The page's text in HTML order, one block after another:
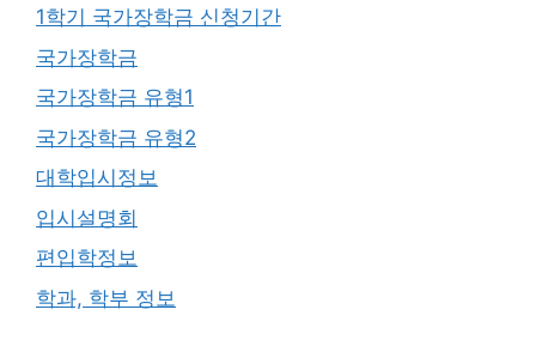
1학기 국가장학금 신청기간
국가장학금
국가장학금 유형1
국가장학금 유형2
대학입시정보
입시설명회
편입학정보
학과, 학부 정보